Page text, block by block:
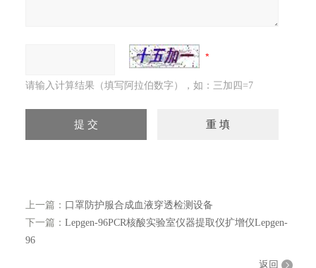
请输入计算结果（填写阿拉伯数字），如：三加四=7
上一篇： 口罩防护服合成血液穿透检测设备
下一篇： Lepgen-96PCR核酸实验室仪器提取仪扩增仪Lepgen-
96
返回